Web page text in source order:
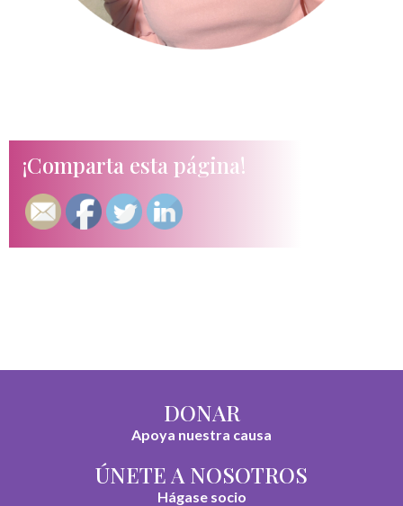
¡Comparta esta página!
DONAR
Apoya nuestra causa
ÚNETE A NOSOTROS
Hágase socio